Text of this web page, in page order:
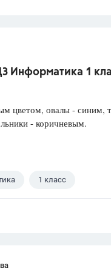
Информатика 1
цветом, овалы - синим,
- коричневым.
1 класс